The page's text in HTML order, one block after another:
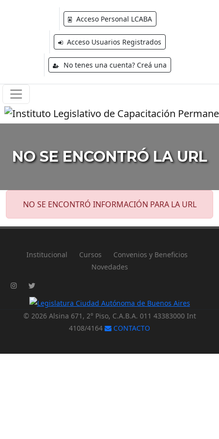
Acceso Personal LCABA
Acceso Usuarios Registrados
No tenes una cuenta? Creá una
NO SE ENCONTRÓ LA URL
NO SE ENCONTRÓ INFORMACIÓN PARA LA URL
Institucional Cursos
Convenios y Beneficios
Novedades
© 2026 Alsina 671, 2° Piso, C.A.B.A. 011 43383000 Int
4108/4164
CONTACTO